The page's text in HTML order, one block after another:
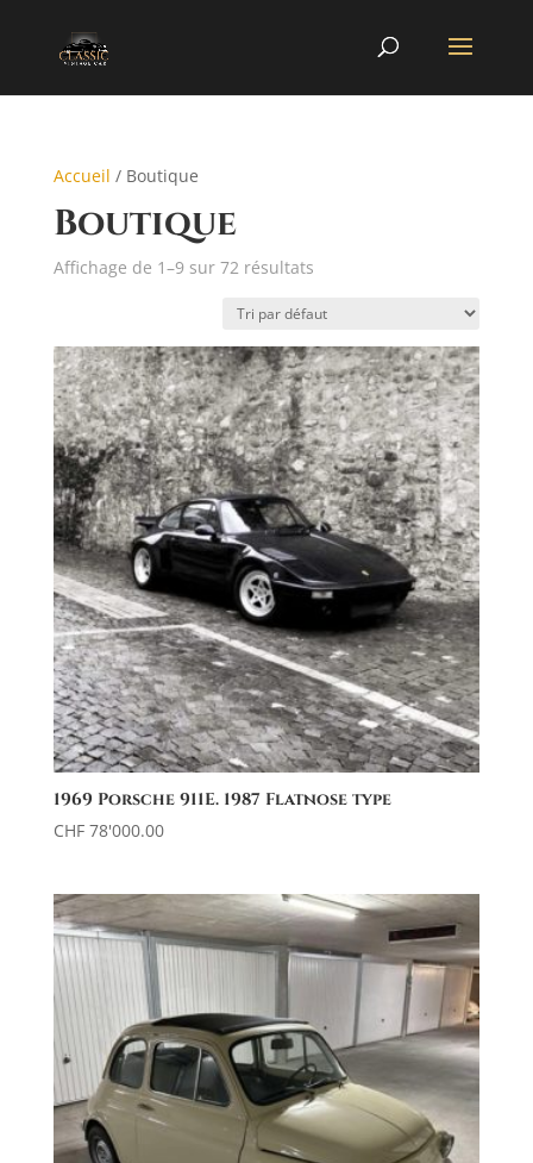
Accueil / Boutique
Boutique
Affichage de 1–9 sur 72 résultats
1969 Porsche 911E. 1987 Flatnose type
CHF78'000.00